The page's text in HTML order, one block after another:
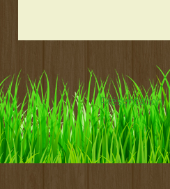
Présentation